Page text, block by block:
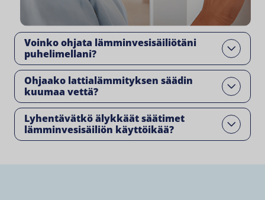
Voinko ohjata lämminvesisäiliötäni
puhelimellani​?
Open
Ohjaako lattialämmityksen säädin
kuumaa vettä?
Open
Lyhentävätkö älykkäät säätimet
lämminvesisäiliön käyttöikää?
Open